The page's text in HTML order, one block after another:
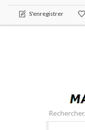
S'enregistrer